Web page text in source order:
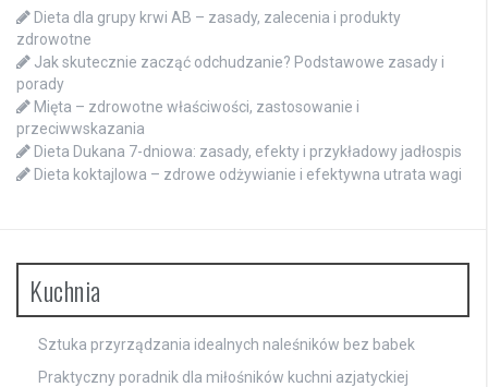
Dieta dla grupy krwi AB – zasady, zalecenia i produkty
zdrowotne
Jak skutecznie zacząć odchudzanie? Podstawowe zasady i
porady
Mięta – zdrowotne właściwości, zastosowanie i
przeciwwskazania
Dieta Dukana 7-dniowa: zasady, efekty i przykładowy jadłospis
Dieta koktajlowa – zdrowe odżywianie i efektywna utrata wagi
Kuchnia
Sztuka przyrządzania idealnych naleśników bez babek
Praktyczny poradnik dla miłośników kuchni azjatyckiej